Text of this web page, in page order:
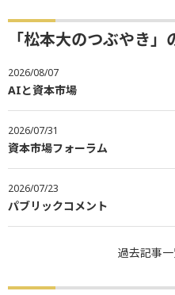
「松本大のつぶやき
2026/08/07
AIと資本市場
2026/07/31
資本市場フォーラム
2026/07/23
パブリックコメント
過去記事